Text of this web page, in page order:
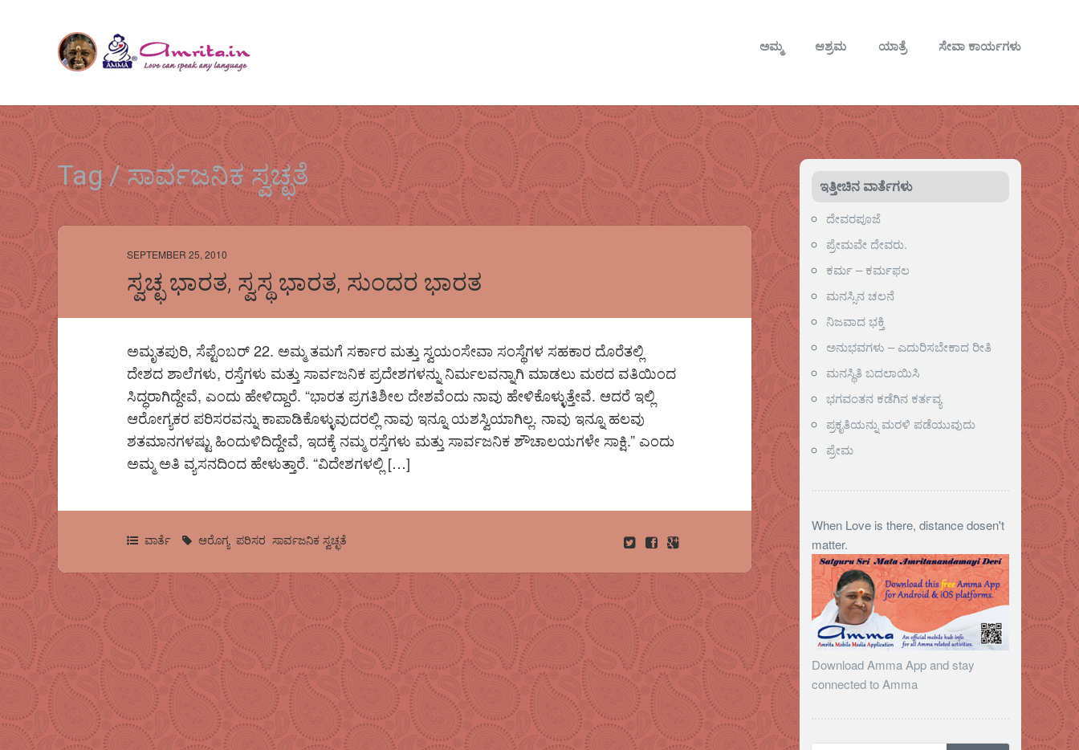
ಅಮ್ಮ ಆಶ್ರಮ ಯಾತ್ರೆ ಸೇವಾ ಕಾರ್ಯಗಳು
Tag / ಸಾರ್ವಜನಿಕ ಸ್ವಚ್ಛತೆ
SEPTEMBER 25, 2010
ಸ್ವಚ್ಛ ಭಾರತ, ಸ್ವಸ್ಥ ಭಾರತ, ಸುಂದರ ಭಾರತ
ಅಮೃತಪುರಿ, ಸೆಪ್ಟೆಂಬರ್ 22. ಅಮ್ಮ ತಮಗೆ ಸರ್ಕಾರ ಮತ್ತು ಸ್ವಯಂಸೇವಾ ಸಂಸ್ಥೆಗಳ ಸಹಕಾರ ದೊರೆತಲ್ಲಿ
ದೇಶದ ಶಾಲೆಗಳು, ರಸ್ತೆಗಳು ಮತ್ತು ಸಾರ್ವಜನಿಕ ಪ್ರದೇಶಗಳನ್ನು ನಿರ್ಮಲವನ್ನಾಗಿ ಮಾಡಲು ಮಠದ ವತಿಯಿಂದ
ಸಿದ್ಧರಾಗಿದ್ದೇವೆ, ಎಂದು ಹೇಳಿದ್ದಾರೆ. “ಭಾರತ ಪ್ರಗತಿಶೀಲ ದೇಶವೆಂದು ನಾವು ಹೇಳಿಕೊಳ್ಳುತ್ತೇವೆ. ಆದರೆ ಇಲ್ಲಿ
ಆರೋಗ್ಯಕರ ಪರಿಸರವನ್ನು ಕಾಪಾಡಿಕೊಳ್ಳುವುದರಲ್ಲಿ ನಾವು ಇನ್ನೂ ಯಶಸ್ವಿಯಾಗಿಲ್ಲ. ನಾವು ಇನ್ನೂ ಹಲವು
ಶತಮಾನಗಳಷ್ಟು ಹಿಂದುಳಿದಿದ್ದೇವೆ, ಇದಕ್ಕೆ ನಮ್ಮ ರಸ್ತೆಗಳು ಮತ್ತು ಸಾರ್ವಜನಿಕ ಶೌಚಾಲಯಗಳೇ ಸಾಕ್ಷಿ.” ಎಂದು
ಅಮ್ಮ ಅತಿ ವ್ಯಸನದಿಂದ ಹೇಳುತ್ತಾರೆ. “ವಿದೇಶಗಳಲ್ಲಿ […]
ವಾರ್ತೆ ಆರೊಗ್ಯ,ಪರಿಸರ,ಸಾರ್ವಜನಿಕ ಸ್ವಚ್ಛತೆ
ಇತ್ತೀಚಿನ ವಾರ್ತೆಗಳು
ದೇವರಪೂಜೆ
ಪ್ರೇಮವೇ ದೇವರು.
ಕರ್ಮ – ಕರ್ಮಫಲ
ಮನಸ್ಸಿನ ಚಲನೆ
ನಿಜವಾದ ಭಕ್ತಿ
ಅನುಭವಗಳು – ಎದುರಿಸಬೇಕಾದ ರೀತಿ
ಮನಸ್ಥಿತಿ ಬದಲಾಯಿಸಿ
ಭಗವಂತನ ಕಡೆಗಿನ ಕರ್ತವ್ಯ
ಪ್ರಕೃತಿಯನ್ನು ಮರಳಿ ಪಡೆಯುವುದು
ಪ್ರೇಮ
When Love is there, distance dosen't
matter.
Download Amma App and stay
connected to Amma